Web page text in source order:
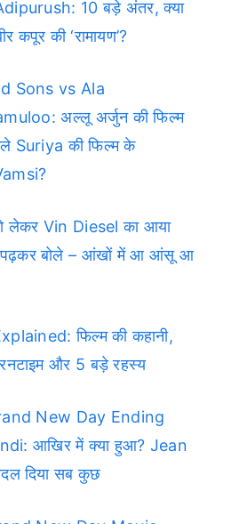
10 बड़े अंतर, क्या
कपूर की ‘रामायण’?
Sons vs Ala
अल्लू अर्जुन की फिल्म
Suriya की फिल्म के
लेकर Vin Diesel का आया
पढ़कर बोले – आंखों में आ आंसू आ
फिल्म की कहानी,
और 5 बड़े रहस्य
New Day Ending
आखिर में क्या हुआ? Jean
दिया सब कुछ